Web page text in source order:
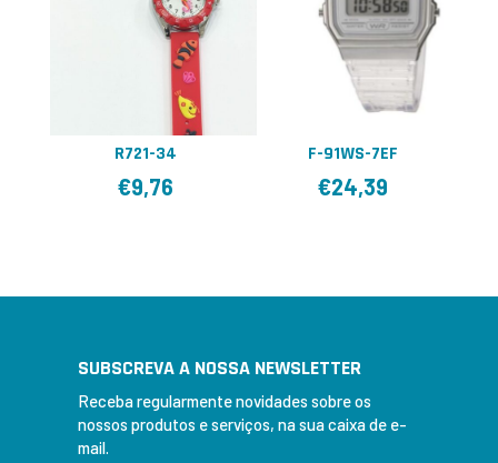
R721-34
€9,76
F-91WS-7EF
€24,39
SUBSCREVA A NOSSA NEWSLETTER
Receba regularmente novidades sobre os
nossos produtos e serviços, na sua caixa de e-
mail.